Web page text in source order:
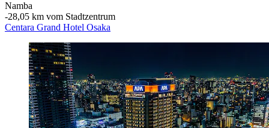
Namba
‐28,05 km vom Stadtzentrum
Centara Grand Hotel Osaka